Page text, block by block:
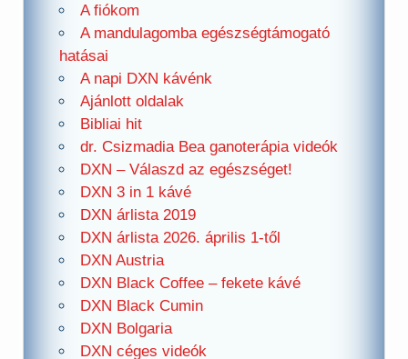
A fiókom
A mandulagomba egészségtámogató
hatásai
A napi DXN kávénk
Ajánlott oldalak
Bibliai hit
dr. Csizmadia Bea ganoterápia videók
DXN – Válaszd az egészséget!
DXN 3 in 1 kávé
DXN árlista 2019
DXN árlista 2026. április 1-től
DXN Austria
DXN Black Coffee – fekete kávé
DXN Black Cumin
DXN Bolgaria
DXN céges videók